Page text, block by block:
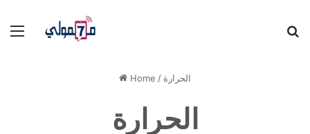
Menu
Home / الحرارة
الحرارة